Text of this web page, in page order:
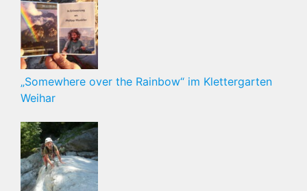
„Somewhere over the Rainbow“ im Klettergarten
Weihar